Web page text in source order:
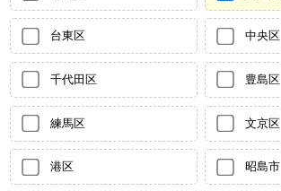
台東区 中央区
千代田区 豊島区
練馬区 文京区
港区 昭島市